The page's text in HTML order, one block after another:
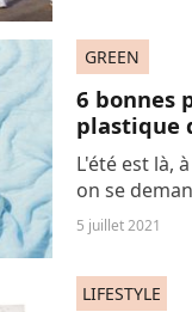
GREEN
6 bonnes
plastique
L'été est là,
on se
nos
montagne,
5 juillet 2021
LIFESTYLE